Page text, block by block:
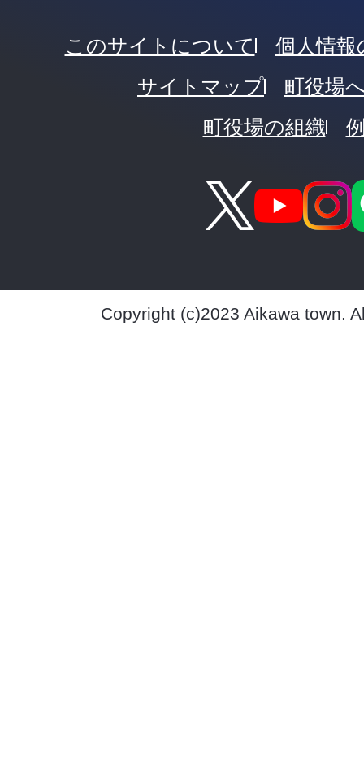
このサイトについて
個人情
サイトマップ
町役場
町役場の組織
Copyright (c)2023 Aikawa town.